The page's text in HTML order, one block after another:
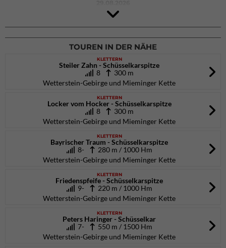
4Blocs KIDS 2026
DAV Kletter- & Boulderzentrum München Süd (Thalkirchen)
26.09.2026
TOUREN IN DER NÄHE
KLETTERN
Steiler Zahn - Schüsselkarspitze
8 300 m
Wetterstein-Gebirge und Mieminger Kette
KLETTERN
Locker vom Hocker - Schüsselkarspitze
8 300 m
Wetterstein-Gebirge und Mieminger Kette
KLETTERN
Bayrischer Traum - Schüsselkarspitze
8- 280 m / 1000 Hm
Wetterstein-Gebirge und Mieminger Kette
KLETTERN
Friedenspfeife - Schüsselkarspitze
9- 220 m / 1000 Hm
Wetterstein-Gebirge und Mieminger Kette
KLETTERN
Peters Haringer - Schüsselkar
7- 550 m / 1500 Hm
Wetterstein-Gebirge und Mieminger Kette